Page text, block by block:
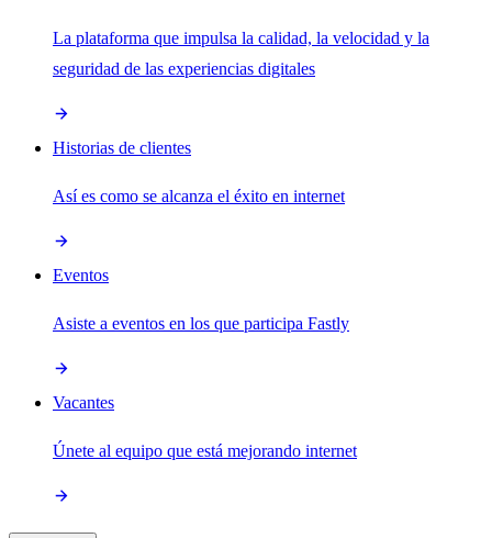
La plataforma que impulsa la calidad, la velocidad y la
seguridad de las experiencias digitales
Historias de clientes
Así es como se alcanza el éxito en internet
Eventos
Asiste a eventos en los que participa Fastly
Vacantes
Únete al equipo que está mejorando internet